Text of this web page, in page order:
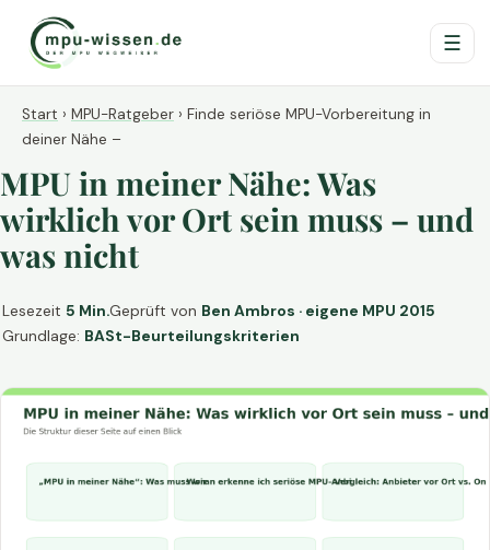
☰
Start › MPU-Ratgeber › Finde seriöse MPU-Vorbereitung in
deiner Nähe –
MPU in meiner Nähe: Was
wirklich vor Ort sein muss – und
was nicht
Lesezeit 5 Min.Geprüft von Ben Ambros · eigene MPU 2015
Grundlage: BASt-Beurteilungskriterien